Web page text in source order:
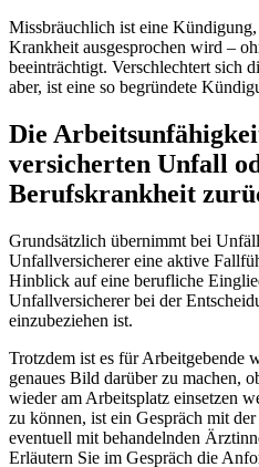
Missbräuchlich ist eine
Krankheit ausgesprochen wird –
beeinträchtigt. Verschlechtert sich
aber, ist eine so begründete
Die
versicherten Unfall
Berufskrankheit
Grundsätzlich übernimmt bei
Unfallversicherer eine aktive
Hinblick auf eine berufliche
Unfallversicherer bei der
einzubeziehen ist.
Trotzdem ist es für Arbeitgebende
genaues Bild darüber zu machen,
wieder am Arbeitsplatz einsetzen
zu können, ist ein Gespräch mit
eventuell mit behandelnden
Erläutern Sie im Gespräch die